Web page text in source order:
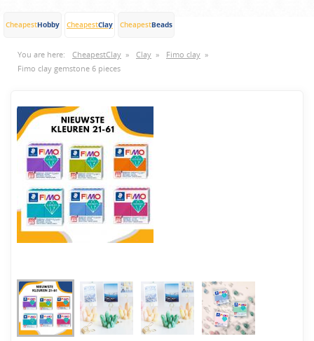
CheapestHobby CheapestClay CheapestBeads
You are here: CheapestClay » Clay » Fimo clay »
Fimo clay gemstone 6 pieces